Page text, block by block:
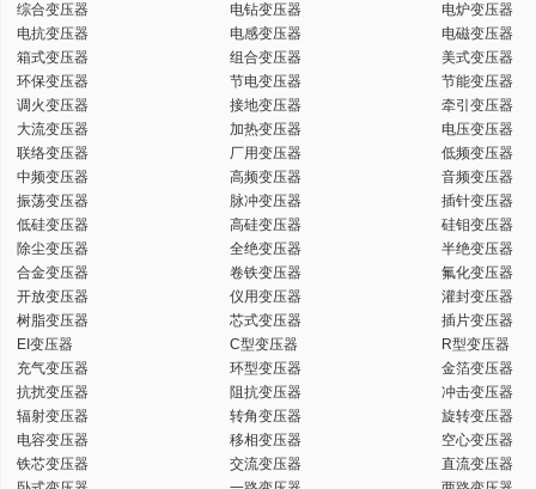
综合变压器
电钻变压器
电炉变压器
电抗变压器
电感变压器
电磁变压器
箱式变压器
组合变压器
美式变压器
环保变压器
节电变压器
节能变压器
调火变压器
接地变压器
牵引变压器
大流变压器
加热变压器
电压变压器
联络变压器
厂用变压器
低频变压器
中频变压器
高频变压器
音频变压器
振荡变压器
脉冲变压器
插针变压器
低硅变压器
高硅变压器
硅钼变压器
除尘变压器
全绝变压器
半绝变压器
合金变压器
卷铁变压器
氟化变压器
开放变压器
仪用变压器
灌封变压器
树脂变压器
芯式变压器
插片变压器
EI变压器
C型变压器
R型变压器
充气变压器
环型变压器
金箔变压器
抗扰变压器
阻抗变压器
冲击变压器
辐射变压器
转角变压器
旋转变压器
电容变压器
移相变压器
空心变压器
铁芯变压器
交流变压器
直流变压器